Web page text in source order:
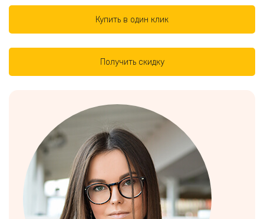
Купить в один клик
Получить скидку